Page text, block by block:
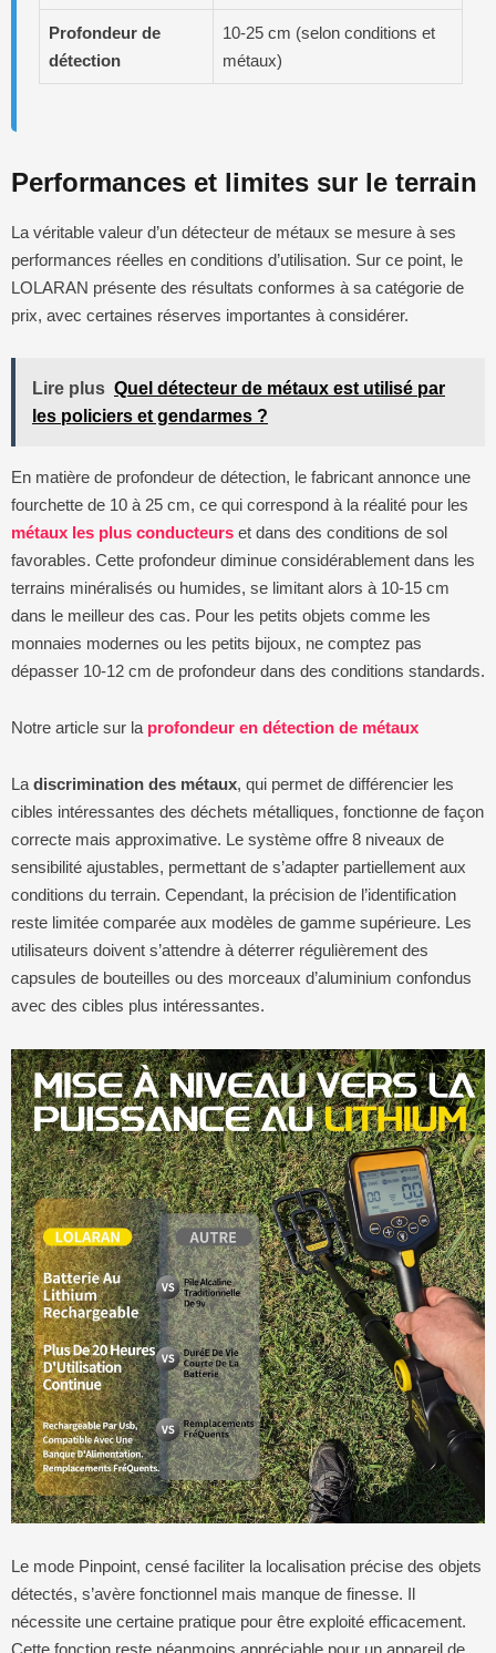
Profondeur de
détection
10-25 cm (selon conditions et
métaux)
Performances et limites sur le terrain
La véritable valeur d’un détecteur de métaux se mesure à ses
performances réelles en conditions d’utilisation. Sur ce point, le
LOLARAN présente des résultats conformes à sa catégorie de
prix, avec certaines réserves importantes à considérer.
Lire plus Quel détecteur de métaux est utilisé par
les policiers et gendarmes ?
En matière de profondeur de détection, le fabricant annonce une
fourchette de 10 à 25 cm, ce qui correspond à la réalité pour les
métaux les plus conducteurs et dans des conditions de sol
favorables. Cette profondeur diminue considérablement dans les
terrains minéralisés ou humides, se limitant alors à 10-15 cm
dans le meilleur des cas. Pour les petits objets comme les
monnaies modernes ou les petits bijoux, ne comptez pas
dépasser 10-12 cm de profondeur dans des conditions standards.
Notre article sur la profondeur en détection de métaux
La discrimination des métaux, qui permet de différencier les
cibles intéressantes des déchets métalliques, fonctionne de façon
correcte mais approximative. Le système offre 8 niveaux de
sensibilité ajustables, permettant de s’adapter partiellement aux
conditions du terrain. Cependant, la précision de l’identification
reste limitée comparée aux modèles de gamme supérieure. Les
utilisateurs doivent s’attendre à déterrer régulièrement des
capsules de bouteilles ou des morceaux d’aluminium confondus
avec des cibles plus intéressantes.
Le mode Pinpoint, censé faciliter la localisation précise des objets
détectés, s’avère fonctionnel mais manque de finesse. Il
nécessite une certaine pratique pour être exploité efficacement.
Cette fonction reste néanmoins appréciable pour un appareil de